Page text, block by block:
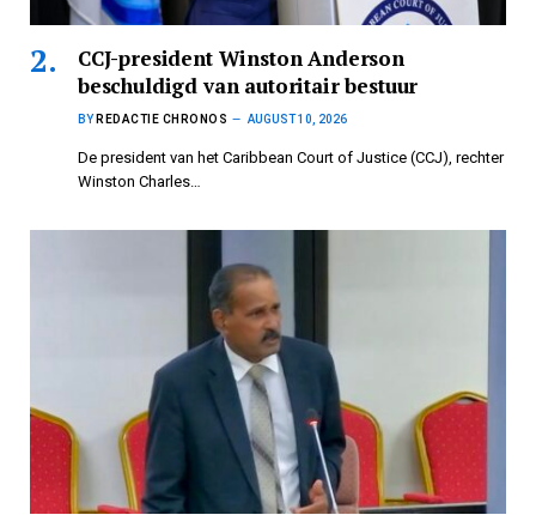
CCJ-president Winston Anderson
beschuldigd van autoritair bestuur
BY REDACTIE CHRONOS AUGUST 10, 2026
De president van het Caribbean Court of Justice (CCJ), rechter
Winston Charles…